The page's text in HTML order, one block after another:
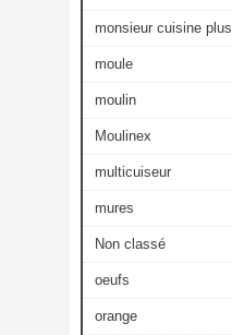
monsieur cuisine plus
moule
moulin
Moulinex
multicuiseur
mures
Non classé
oeufs
orange